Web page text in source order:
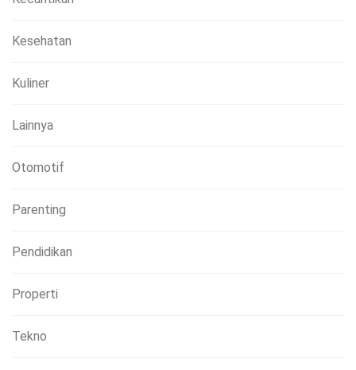
Kesehatan
Kuliner
Lainnya
Otomotif
Parenting
Pendidikan
Properti
Tekno